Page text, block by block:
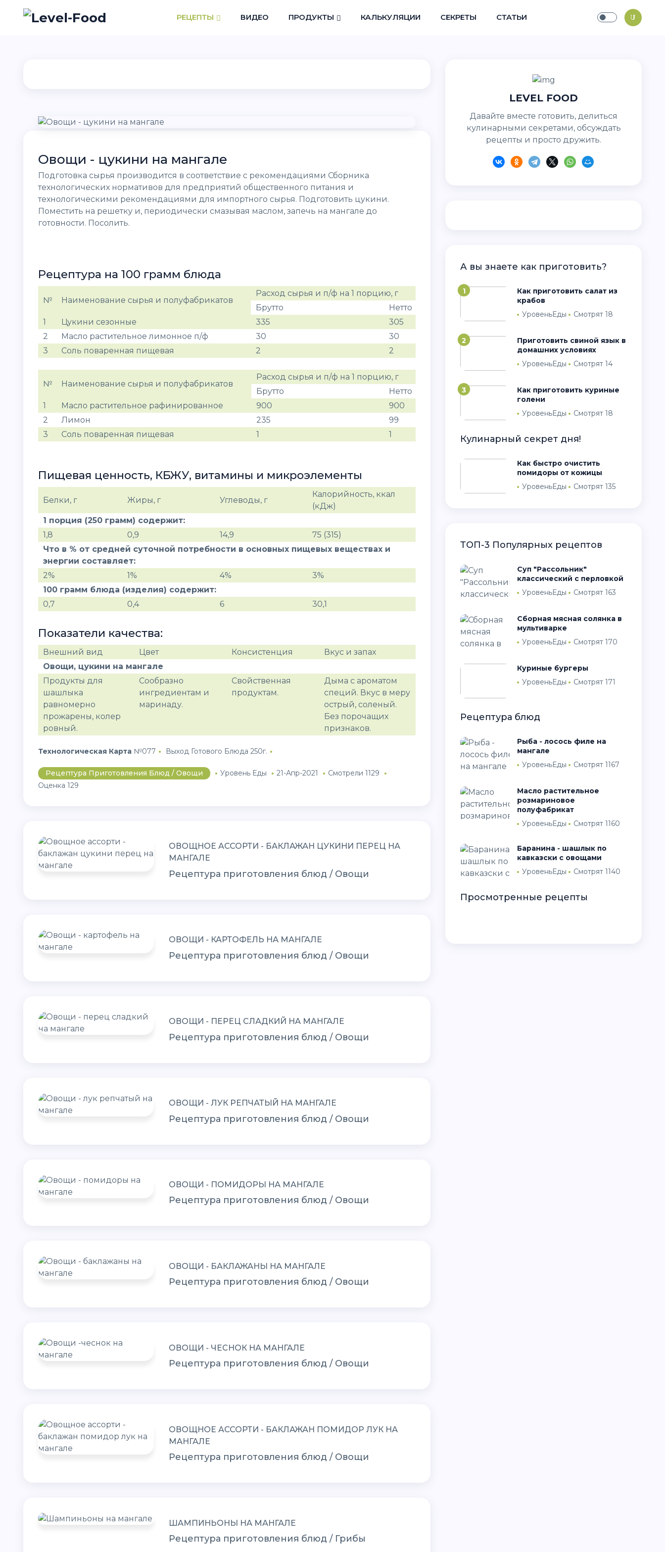
РЕЦЕПТЫ ВИДЕО ПРОДУКТЫ КАЛЬКУЛЯЦИИ СЕКРЕТЫ СТАТЬИ
Овощи - цукини на мангале
Подготовка сырья производится в соответствие с рекомендациями Сборника
технологических нормативов для предприятий общественного питания и
технологическими рекомендациями для импортного сырья. Подготовить цукини.
Поместить на решетку и, периодически смазывая маслом, запечь на мангале до
готовности. Посолить.
Рецептура на 100 грамм блюда
№ Наименование сырья и полуфабрикатов
Расход сырья и п/ф на 1 порцию, г
Брутто
Нетто
1
Цукини сезонные 335
305
2
Масло растительное лимонное п/ф 30
30
3
Соль поваренная пищевая 2 2
№ Наименование сырья и полуфабрикатов
Расход сырья и п/ф на 1 порцию, г
Брутто
Нетто
1
Масло растительное рафинированное 900
900
2
Лимон 235
99
3
Соль поваренная пищевая 1 1
Пищевая ценность, КБЖУ, витамины и микроэлементы
Белки, г Жиры, г Углеводы, г
Калорийность, ккал
(кДж)
1 порция (250 грамм) содержит:
1,8
0,9 14,9
75 (315)
Что в % от средней суточной потребности в основных пищевых веществах и
энергии составляет:
2%
1% 4%
3%
100 грамм блюда (изделия) содержит:
0,7
0,4 6 30,1
Показатели качества:
Внешний вид Цвет Консистенция
Вкус и запах
Овощи, цукини на мангале
Продукты для
шашлыка
равномерно
прожарены, колер
ровный.
Сообразно
ингредиентам и
маринаду.
Свойственная
продуктам.
Дыма с ароматом
специй. Вкус в меру
острый, соленый.
Без порочащих
признаков.
Технологическая Карта №077 Выход Готового Блюда 250г.
Рецептура Приготовления Блюд / Овощи Уровень Еды 21-Апр-2021
Смотрели 1129
Оценка 129
ОВОЩНОЕ АССОРТИ - БАКЛАЖАН ЦУКИНИ ПЕРЕЦ НА
МАНГАЛЕ
Рецептура приготовления блюд / Овощи
ОВОЩИ - КАРТОФЕЛЬ НА МАНГАЛЕ
Рецептура приготовления блюд / Овощи
ОВОЩИ - ПЕРЕЦ СЛАДКИЙ НА МАНГАЛЕ
Рецептура приготовления блюд / Овощи
ОВОЩИ - ЛУК РЕПЧАТЫЙ НА МАНГАЛЕ
Рецептура приготовления блюд / Овощи
ОВОЩИ - ПОМИДОРЫ НА МАНГАЛЕ
Рецептура приготовления блюд / Овощи
ОВОЩИ - БАКЛАЖАНЫ НА МАНГАЛЕ
Рецептура приготовления блюд / Овощи
ОВОЩИ - ЧЕСНОК НА МАНГАЛЕ
Рецептура приготовления блюд / Овощи
ОВОЩНОЕ АССОРТИ - БАКЛАЖАН ПОМИДОР ЛУК НА
МАНГАЛЕ
Рецептура приготовления блюд / Овощи
ШАМПИНЬОНЫ НА МАНГАЛЕ
Рецептура приготовления блюд / Грибы
LEVEL FOOD
Давайте вместе готовить, делиться
кулинарными секретами, обсуждать
рецепты и просто дружить.
А вы знаете как приготовить?
1
как приготовить салат из
крабов
УровеньЕды
Смотрят 18
2
Приготовить свиной язык в
домашних условиях
УровеньЕды
Смотрят 14
3
Как приготовить куриные
голени
УровеньЕды
Смотрят 18
Кулинарный секрет дня!
Как быстро очистить
помидоры от кожицы
УровеньЕды
Смотрят 135
ТОП-3 Популярных рецептов
Суп "Рассольник"
классический с перловкой
УровеньЕды
Смотрят 163
Сборная мясная солянка в
мультиварке
УровеньЕды
Смотрят 170
Куриные бургеры
УровеньЕды
Смотрят 171
Рецептура блюд
Рыба - лосось филе на
мангале
УровеньЕды
Смотрят 1167
Масло растительное
розмариновое
полуфабрикат
УровеньЕды
Смотрят 1160
Баранина - шашлык по
кавказски с овощами
УровеньЕды
Смотрят 1140
Просмотренные рецепты